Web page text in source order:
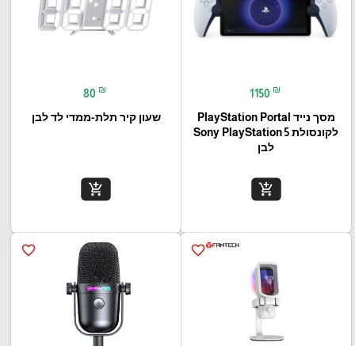
1150 ₪
מסך נייד PlayStation Portal‎
לקונסולת Sony PlayStation 5
לבן
add_shopping_cart
80 ₪
שעון קיר תלת-ממדי לד לבן
add_shopping_cart
favorite_border
favorite_border